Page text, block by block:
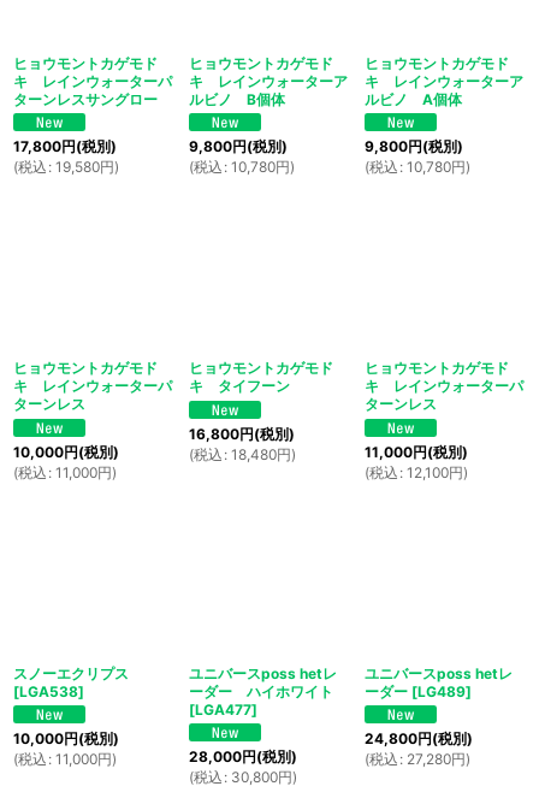
ヒョウモントカゲモド
キ レインウォーターパ
ターンレスサングロー
17,800円(税別)
(税込 : 19,580円)
ヒョウモントカゲモド
キ レインウォーターア
ルビノ B個体
9,800円(税別)
(税込 : 10,780円)
ヒョウモントカゲモド
キ レインウォーターア
ルビノ A個体
9,800円(税別)
(税込 : 10,780円)
ヒョウモントカゲモド
キ レインウォーターパ
ターンレス
10,000円(税別)
(税込 : 11,000円)
ヒョウモントカゲモド
キ タイフーン
16,800円(税別)
(税込 : 18,480円)
ヒョウモントカゲモド
キ レインウォーターパ
ターンレス
11,000円(税別)
(税込 : 12,100円)
スノーエクリプス
[LGA538]
10,000円(税別)
(税込 : 11,000円)
ユニバースposs hetレ
ーダー ハイホワイト
[LGA477]
28,000円(税別)
(税込 : 30,800円)
ユニバースposs hetレ
ーダー [LG489]
24,800円(税別)
(税込 : 27,280円)